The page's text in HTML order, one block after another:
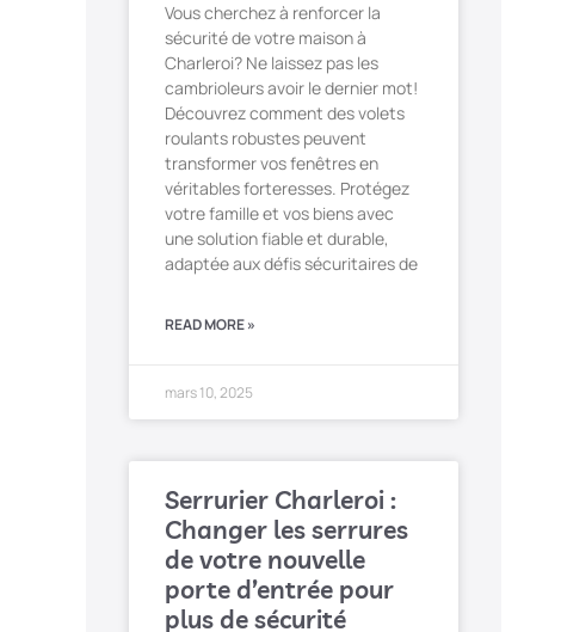
Vous cherchez à renforcer la
sécurité de votre maison à
Charleroi? Ne laissez pas les
cambrioleurs avoir le dernier mot!
Découvrez comment des volets
roulants robustes peuvent
transformer vos fenêtres en
véritables forteresses. Protégez
votre famille et vos biens avec
une solution fiable et durable,
adaptée aux défis sécuritaires de
READ MORE »
mars 10, 2025
Serrurier Charleroi :
Changer les serrures
de votre nouvelle
porte d’entrée pour
plus de sécurité